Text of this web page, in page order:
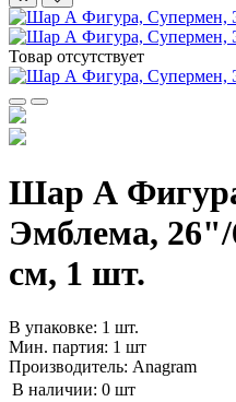
Товар отсутствует
Шар А
Эмблема,
см, 1 шт.
В упаковке: 1 шт.
Мин. партия: 1 шт
Производитель: Anagram
В наличии: 0 шт